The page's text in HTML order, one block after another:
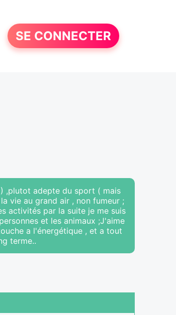
SE CONNECTER
,plutot adepte du sport ( mais
vie au grand air , non fumeur ;
activités par la suite je me suis
et les animaux ;J'aime
a l'énergétique , et a tout
terme..